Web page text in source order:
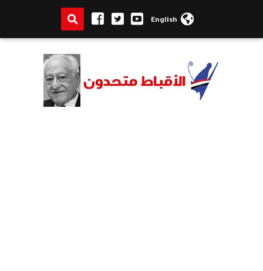
English